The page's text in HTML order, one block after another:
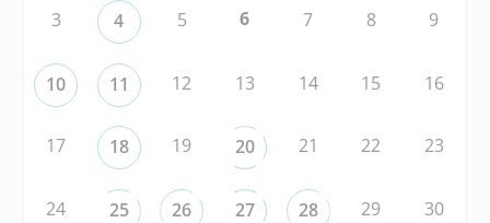
3 4 5 6 7 8 9
10 11 12 13 14 15 16
17 18 19 20 21 22 23
24 25 26 27 28 29 30